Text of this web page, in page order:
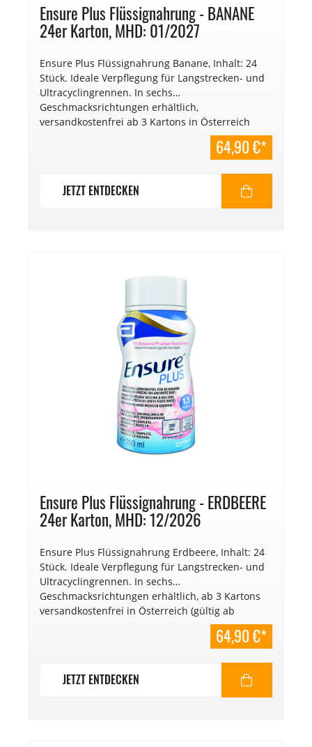
Ensure Plus Flüssignahrung - BANANE
24er Karton, MHD: 01/2027
Ensure Plus Flüssignahrung Banane, Inhalt: 24
Stück. Ideale Verpflegung für Langstrecken- und
Ultracyclingrennen. In sechs
Geschmacksrichtungen erhältlich,
versandkostenfrei ab 3 Kartons in Österreich
13,52/l. Mindesthaltbarkeitsdatum: 01/2027
64,90 €*
JETZT ENTDECKEN
Ensure Plus Flüssignahrung - ERDBEERE
24er Karton, MHD: 12/2026
Ensure Plus Flüssignahrung Erdbeere, Inhalt: 24
Stück. Ideale Verpflegung für Langstrecken- und
Ultracyclingrennen. In sechs
Geschmacksrichtungen erhältlich, ab 3 Kartons
versandkostenfrei in Österreich (gültig ab
13,52/l. Mindesthaltbarkeitsdatum: Ende64,90 €*
JETZT ENTDECKEN